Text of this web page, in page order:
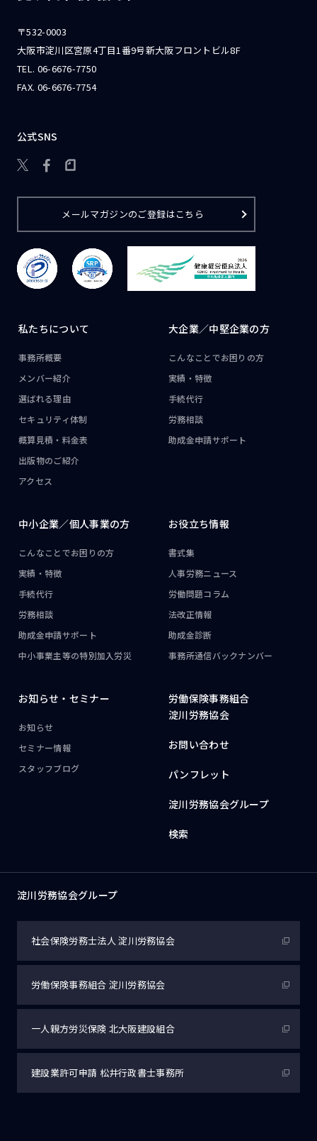
〒532-0003
大阪市淀川区宮原4丁目1番9号新大阪フロントビル8F
TEL. 06-6676-7750
FAX. 06-6676-7754
公式SNS

メールマガジンのご登録はこちら
私たちについて
事務所概要
メンバー紹介
選ばれる理由
セキュリティ体制
概算見積・料金表
出版物のご紹介
アクセス
大企業／中堅企業の方
こんなことでお困りの方
実績・特徴
手続代行
労務相談
助成金申請サポート
中小企業／個人事業の方
こんなことでお困りの方
実績・特徴
手続代行
労務相談
助成金申請サポート
中小事業主等の特別加入労災
お役立ち情報
書式集
人事労務ニュース
労働問題コラム
法改正情報
助成金診断
事務所通信バックナンバー
お知らせ・ セミナー
お知らせ
セミナー情報
スタッフブログ
労働保険事務組合
淀川労務協会
お問い合わせ
パンフレット
淀川労務協会グループ
検索
淀川労務協会グループ
社会保険労務士法人淀川労務協会
労働保険事務組合 淀川労務協会
一人親方労災保険 北大阪建設組合
建設業許可申請 松井行政書士事務所